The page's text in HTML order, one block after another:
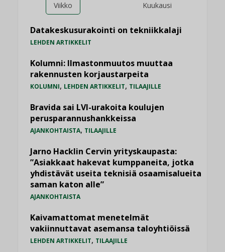
Viikko Kuukausi
Datakeskusurakointi on tekniikkalaji
LEHDEN ARTIKKELIT
Kolumni: Ilmastonmuutos muuttaa
rakennusten korjaustarpeita
KOLUMNI, LEHDEN ARTIKKELIT, TILAAJILLE
Bravida sai LVI-urakoita koulujen
perusparannushankkeissa
AJANKOHTAISTA, TILAAJILLE
Jarno Hacklin Cervin yrityskaupasta:
”Asiakkaat hakevat kumppaneita, jotka
yhdistävät useita teknisiä osaamisalueita
saman katon alle”
AJANKOHTAISTA
Kaivamattomat menetelmät
vakiinnuttavat asemansa taloyhtiöissä
LEHDEN ARTIKKELIT, TILAAJILLE